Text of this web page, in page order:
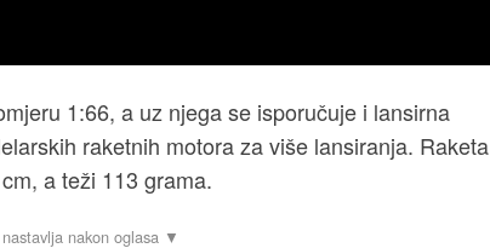
1:66, a uz njega se isporučuje i lansirna
raketnih motora za više lansiranja. Raketa
a teži 113 grama.